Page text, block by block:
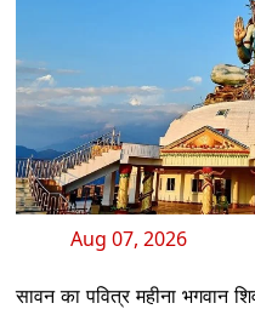
Aug 07, 2026
सावन का पवित्र महीना भगवान